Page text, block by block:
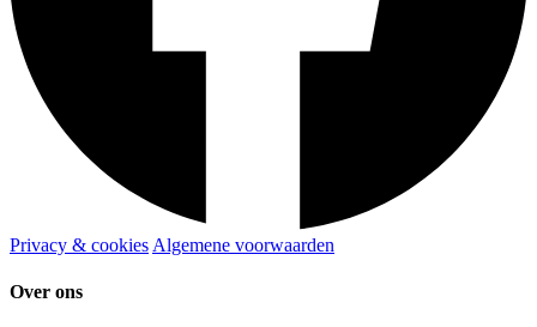
Privacy & cookies Algemene voorwaarden
Over ons